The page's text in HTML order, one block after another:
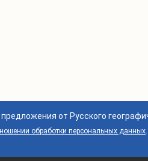
от Русского
обработки персональных данных.